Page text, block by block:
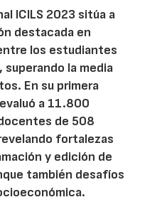
ICILS 2023 sitúa a
destacada en
los estudiantes
superando la media
En su primera
a 11.800
de 508
fortalezas
y edición de
también desafíos